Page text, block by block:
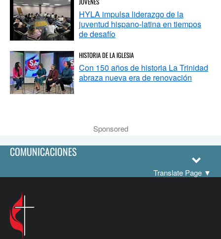
HYLA impulsa liderazgo de la
juventud hispano-latina en tiempos
de desafío
HISTORIA DE LA IGLESIA
Con 150 años de historia La Trinidad
abraza nueva era de renovación
Sponsored
COMUNICACIONES
Translate Page ▼